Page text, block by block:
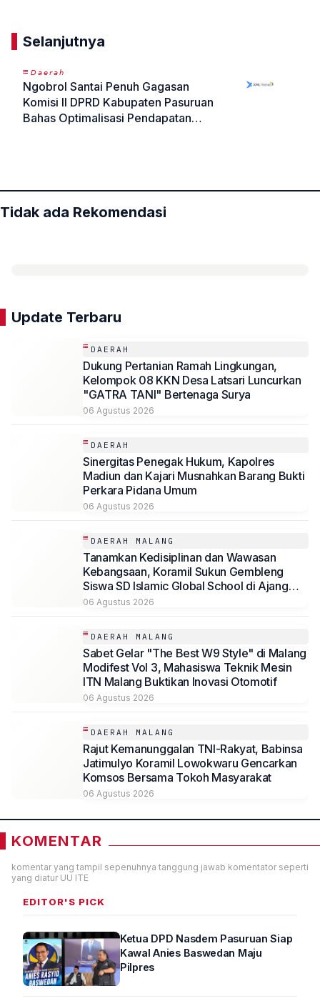
Selanjutnya
𝘋𝘢𝘦𝘳𝘢𝘩
Ngobrol Santai Penuh Gagasan
Komisi II DPRD Kabupaten Pasuruan
Bahas Optimalisasi Pendapatan
Tidak ada Rekomendasi
Update Terbaru
DAERAH
Dukung Pertanian Ramah Lingkungan,
Kelompok 08 KKN Desa Latsari Luncurkan
"GATRA TANI" Bertenaga Surya
06 Agustus 2026
DAERAH
Sinergitas Penegak Hukum, Kapolres
Madiun dan Kajari Musnahkan Barang Bukti
Perkara Pidana Umum
06 Agustus 2026
DAERAH MALANG
Tanamkan Kedisiplinan dan Wawasan
Kebangsaan, Koramil Sukun Gembleng
Siswa SD Islamic Global School di Ajang
LDKS
06 Agustus 2026
DAERAH MALANG
Sabet Gelar "The Best W9 Style" di Malang
Modifest Vol 3, Mahasiswa Teknik Mesin
ITN Malang Buktikan Inovasi Otomotif
06 Agustus 2026
DAERAH MALANG
Rajut Kemanunggalan TNI-Rakyat, Babinsa
Jatimulyo Koramil Lowokwaru Gencarkan
Komsos Bersama Tokoh Masyarakat
06 Agustus 2026
KOMENTAR
komentar yang tampil sepenuhnya tanggung jawab komentator seperti
yang diatur UU ITE
EDITOR'S PICK
Ketua DPD Nasdem Pasuruan Siap
Kawal Anies Baswedan Maju
Pilpres